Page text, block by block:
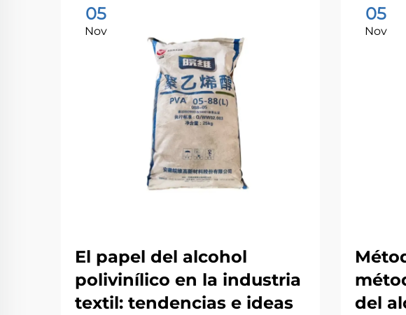
05
Nov
El papel del alcohol
polivinílico en la industria
textil: tendencias e ideas
05
Nov
del